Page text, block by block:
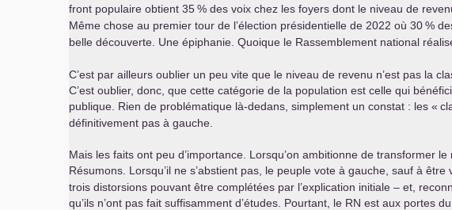
front populaire obtient 35% des voix chez les foyers dont le niveau de
Même chose au premier tour de l’élection présidentielle de 2022 où 30%
belle découverte. Une épiphanie. Quoique le Rassemblement national
C’est par ailleurs oublier un peu vite que le niveau de revenu n’est pas la
C’est oublier, donc, que cette catégorie de la population est celle qui
publique. Rien de problématique là-dedans, simplement un constat : les «
définitivement pas à gauche.
Mais les faits ont peu d’importance. Lorsqu’on ambitionne de transformer
Résumons. Lorsqu’il ne s’abstient pas, le peuple vote à gauche, sauf à être
trois distorsions pouvant être complétées par l’explication initiale – et,
qu’ils n’ont pas fait suffisamment d’études. Pourtant, le RN est aux portes